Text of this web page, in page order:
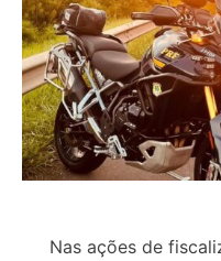
Nas ações de